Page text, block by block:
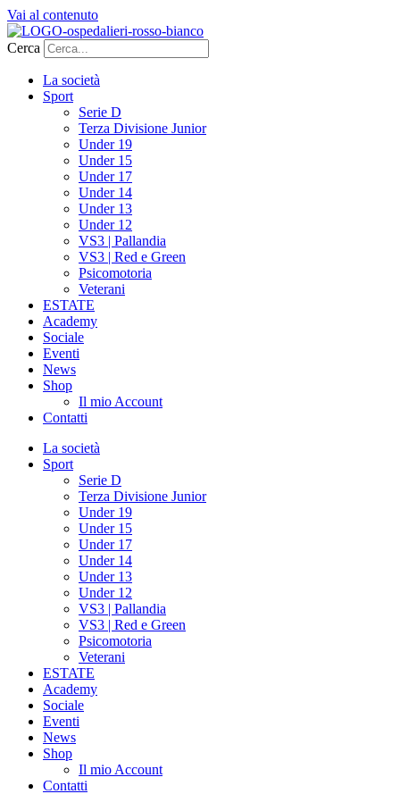
Vai al contenuto
Cerca
La società
Sport
Serie D
Terza Divisione Junior
Under 19
Under 15
Under 17
Under 14
Under 13
Under 12
VS3 | Pallandia
VS3 | Red e Green
Psicomotoria
Veterani
ESTATE
Academy
Sociale
Eventi
News
Shop
Il mio Account
Contatti
La società
Sport
Serie D
Terza Divisione Junior
Under 19
Under 15
Under 17
Under 14
Under 13
Under 12
VS3 | Pallandia
VS3 | Red e Green
Psicomotoria
Veterani
ESTATE
Academy
Sociale
Eventi
News
Shop
Il mio Account
Contatti